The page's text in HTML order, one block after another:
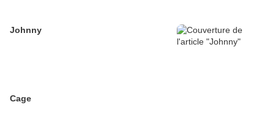
Johnny
Cage